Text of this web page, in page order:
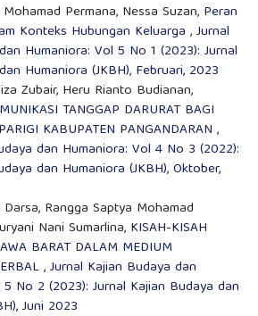
Permana, Nessa Suzan, Peran
Konteks Hubungan Keluarga ,Jurnal
Humaniora: Vol 5 No 1 (2023): Jurnal
Humaniora (JKBH), Februari, 2023
Zubair, Heru Rianto Budianan,
TANGGAP DARURAT BAGI
KABUPATEN PANGANDARAN ,
dan Humaniora: Vol 4 No 3 (2022):
dan Humaniora (JKBH), Oktober,
Rangga Saptya Mohamad
Nani Sumarlina, KISAH-KISAH
BARAT DALAM MEDIUM
,Jurnal Kajian Budaya dan
No 2 (2023): Jurnal Kajian Budaya dan
Juni 2023